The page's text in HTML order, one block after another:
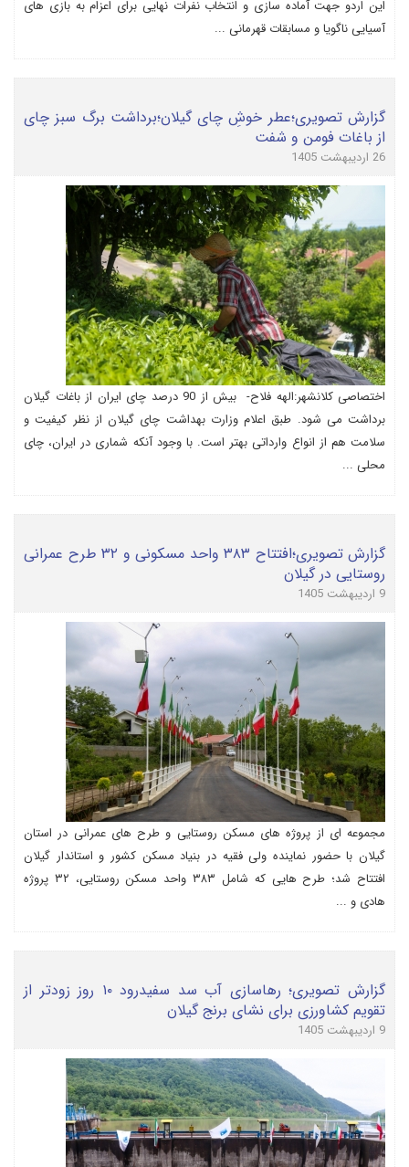
این اردو جهت آماده سازی و انتخاب نفرات نهایی برای اعزام به بازی های
آسیایی ناگویا و مسابقات قهرمانی ...
گزارش تصویری؛عطر خوشِ چای گیلان؛برداشت برگ سبز چای
از باغات فومن و شفت
26 اردیبهشت 1405
اختصاصی کلانشهر:الهه فلاح- بیش از 90 درصد چای ایران از باغات گیلان
برداشت می شود. طبق اعلام وزارت بهداشت چای گیلان از نظر کیفیت و
سلامت هم از انواع وارداتی بهتر است. با وجود آنکه شماری در ایران، چای
محلی ...
گزارش تصویری؛افتتاح ۳۸۳ واحد مسکونی و ۳۲ طرح عمرانی
روستایی در گیلان
9 اردیبهشت 1405
مجموعه ای از پروژه های مسکن روستایی و طرح های عمرانی در استان
گیلان با حضور نماینده ولی فقیه در بنیاد مسکن کشور و استاندار گیلان
افتتاح شد؛ طرح هایی که شامل ۳۸۳ واحد مسکن روستایی، ۳۲ پروژه
هادی و ...
گزارش تصویری؛ رهاسازی آب سد سفیدرود ۱۰ روز زودتر از
تقویم کشاورزی برای نشای برنج گیلان
9 اردیبهشت 1405